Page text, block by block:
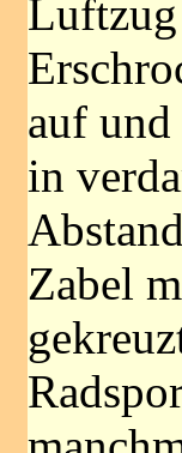
auf und
in
Zabel